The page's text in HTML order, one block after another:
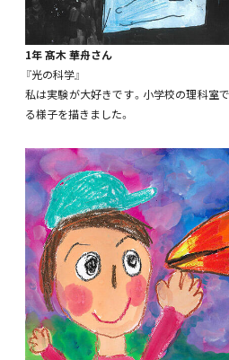
1年 髙木 華舟さん
『光の科学』
私は実験が大好きです。小学校の理科室
る様子を描きました。